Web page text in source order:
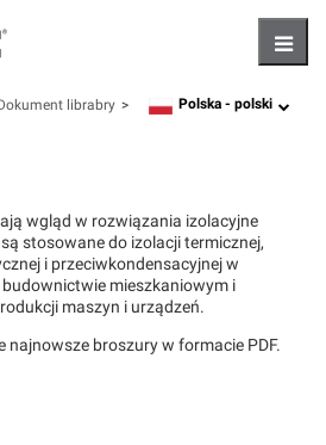
Dokument librabry language
Polska - polski
wgląd w rozwiązania izolacyjne
są stosowane do izolacji termicznej,
i przeciwkondensacyjnej w
mieszkaniowym i
maszyn i urządzeń.
najnowsze broszury w formacie PDF.